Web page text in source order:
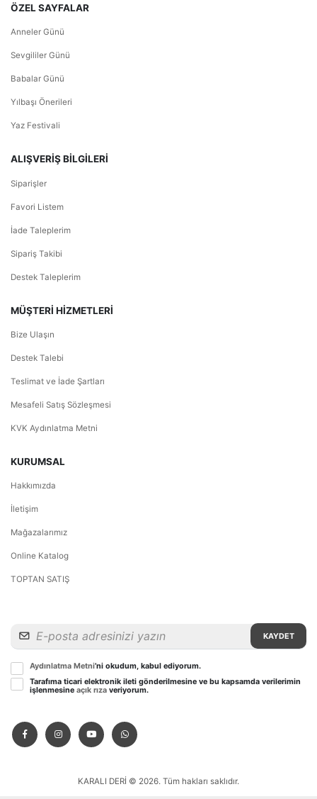
ÖZEL SAYFALAR
Anneler Günü
Sevgililer Günü
Babalar Günü
Yılbaşı Önerileri
Yaz Festivali
ALIŞVERİŞ BİLGİLERİ
Siparişler
Favori Listem
İade Taleplerim
Sipariş Takibi
Destek Taleplerim
MÜŞTERİ HİZMETLERİ
Bize Ulaşın
Destek Talebi
Teslimat ve İade Şartları
Mesafeli Satış Sözleşmesi
KVK Aydınlatma Metni
KURUMSAL
Hakkımızda
İletişim
Mağazalarımız
Online Katalog
TOPTAN SATIŞ
KAYDET
Aydınlatma Metni’ni okudum, kabul ediyorum.
Tarafıma ticari elektronik ileti gönderilmesine ve bu kapsamda verilerimin
işlenmesine açık rıza veriyorum.
KARALI DERİ © 2026. Tüm hakları saklıdır.